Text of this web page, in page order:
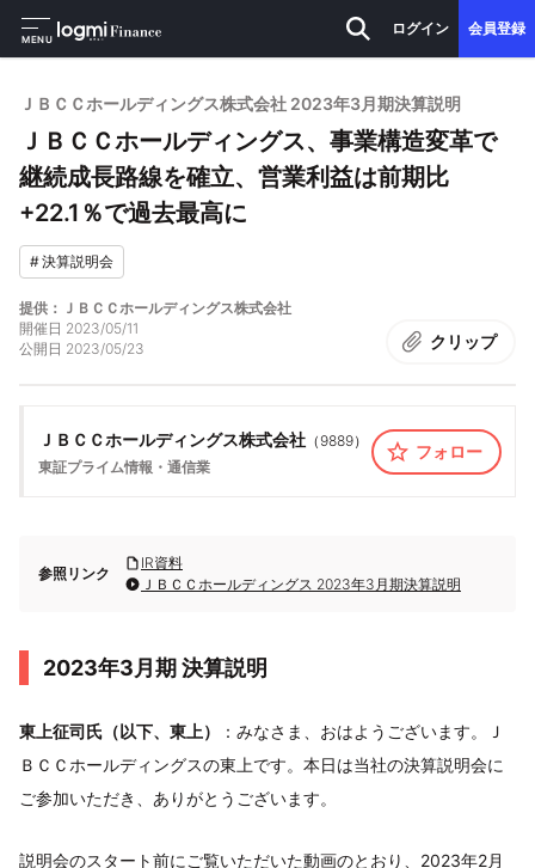
MENU
ログイン 会員登録
ＪＢＣＣホールディングス株式会社 2023年3月期決算説明
ＪＢＣＣホールディングス、事業構造変革で
継続成長路線を確立、営業利益は前期比
+22.1％で過去最高に
#決算説明会
提供：ＪＢＣＣホールディングス株式会社
開催日 2023/05/11
公開日 2023/05/23 クリップ
ＪＢＣＣホールディングス株式会社 （ 9889）
東証プライム情報・通信業
フォロー
参照リンク
IR資料
ＪＢＣＣホールディングス 2023年3月期決算説明
2023年3月期 決算説明
東上征司氏（以下、東上）
：みなさま、おはようございます。Ｊ
ＢＣＣホールディングスの東上です。本日は当社の決算説明会に
ご参加いただき、ありがとうございます。
説明会のスタート前にご覧いただいた動画のとおり、2023年2月